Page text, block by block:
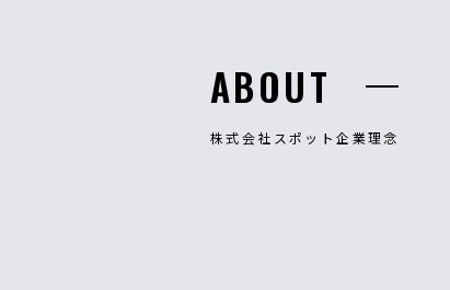
ABOUT
株式会社スポット企業理念